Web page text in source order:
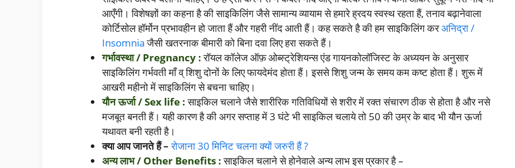
आएँगी। विशेषज्ञों का कहना है की साइकिलिंग जैसे सामान्य व्यायाम से हमारे ह्रदय स्वस्थ रहता हैं, तनाव बढ़ानेवाला
कोर्टिसोल हॉर्मोन प्रभावहीन हो जाता हैं और गहरी नींद आती हैं। कह सकते है की हम साइकिलिंग करअनिद्रा /
Insomniaजैसी खतरनाक बीमारी को बिना दवा लिए हरा सकते हैं।
गर्भावस्था / Pregnancy :रॉयल कॉलेज ऑफ़ ओब्स्ट्रेशियन्स एंड गायनकोलॉजिस्ट के अध्ययन के अनुसार
साइकिलिंग गर्भवती माँ व् शिशु दोनों के लिए फायदेमंद होता हैं। इससे शिशु जन्म के समय कम कष्ट होता हैं। शुरू में
आखरी महीनो में साइकिलिंग से बचना चाहिए।
यौन ऊर्जा / Sex life :साइकिल चलाने जैसे शारीरिक गतिविधियों से शरीर में रक्त संचारण ठीक से होता है और नसे
मजबूत बनती हैं। यही कारण है की अगर सप्ताह में 3 घंटे भी साइकिल चलाये तो 50 की उम्र के बाद भी यौन ऊर्जा
यथावत बनी रहती है।
क्या आप जानते हैं – रोजाना 30 मिनिट चलना क्यों जरुरी हैं ?
अन्य लाभ / Other Benefits :साइकिल चलाने से होनेवाले अन्य लाभ इस प्रकार है –